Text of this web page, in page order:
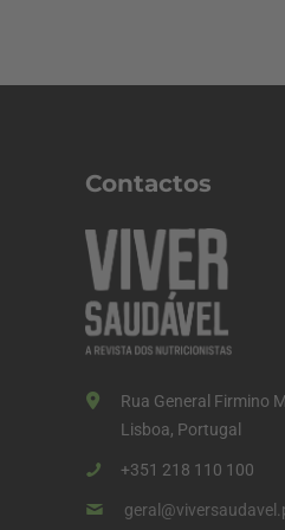
Contactos
Rua General Firmino
Lisboa, Portugal
+351 218 110 100